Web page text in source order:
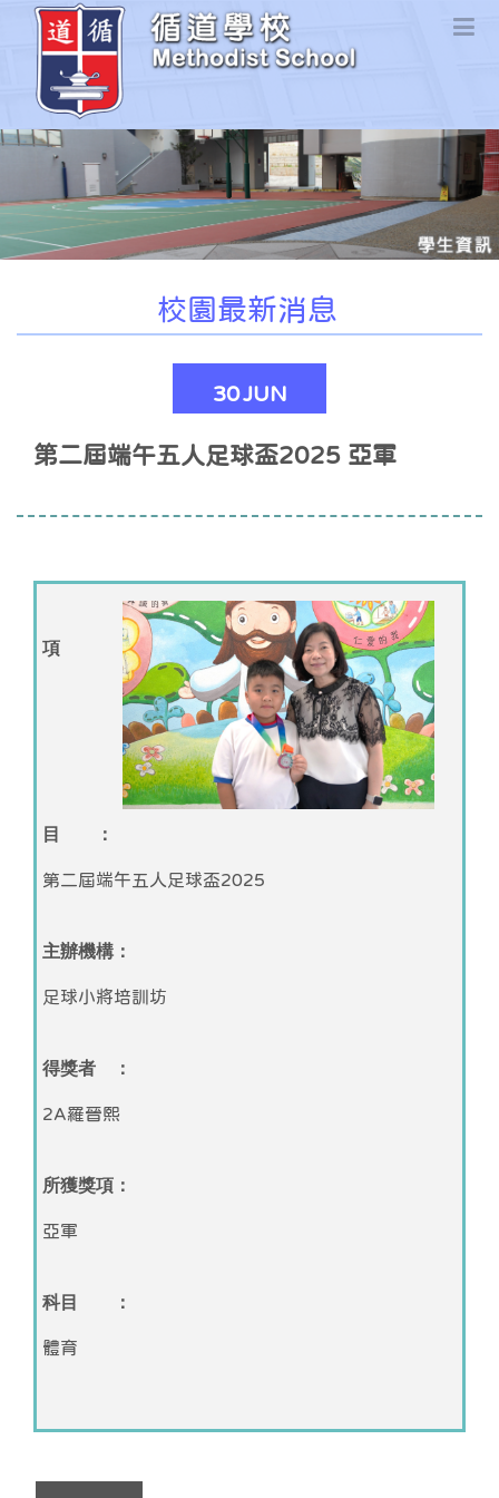
校園最新消息
30JUN
第二屆端午五人足球盃2025 亞軍
項
目 ：
第二屆端午五人足球盃2025
主辦機構：
足球小將培訓坊
得獎者 ：
2A羅晉熙
所獲獎項：
亞軍
科目 ：
體育